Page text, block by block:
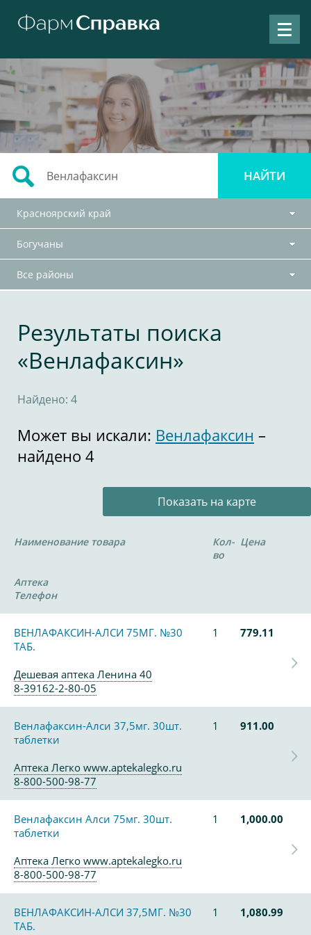
Красноярский край
Богучаны
Все районы
Результаты поиска
«Венлафаксин»
Найдено: 4
Может вы искали: Венлафаксин –
найдено 4
Показать на карте
Наименование товара
Кол-
во
Цена
Аптека
Телефон
ВЕНЛАФАКСИН-АЛСИ 75МГ. №30
ТАБ.
1 779.11
Дешевая аптека Ленина 40
8-39162-2-80-05
Венлафаксин-Алси 37,5мг. 30шт.
таблетки
1 911.00
Аптека Легко www.aptekalegko.ru
8-800-500-98-77
Венлафаксин Алси 75мг. 30шт.
таблетки
1 1,000.00
Аптека Легко www.aptekalegko.ru
8-800-500-98-77
ВЕНЛАФАКСИН-АЛСИ 37,5МГ. №30
ТАБ.
1 1,080.99